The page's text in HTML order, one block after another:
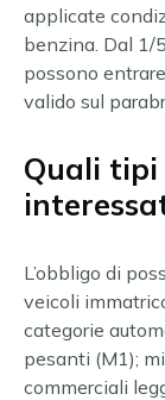
applicate
benzina. Dal 1/
possono
valido sul
Quali tipi
L’obbligo di
veicoli
categorie
pesanti (M1);
commerciali